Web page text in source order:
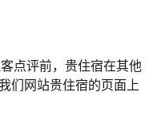
点评前，贵住宿在其他
们网站贵住宿的页面上